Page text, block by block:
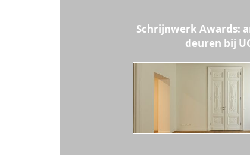
Schrijnwerk Awards:
deuren bij